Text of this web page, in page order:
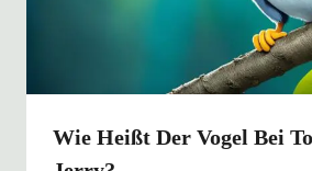
Wie Heißt Der Vogel Bei